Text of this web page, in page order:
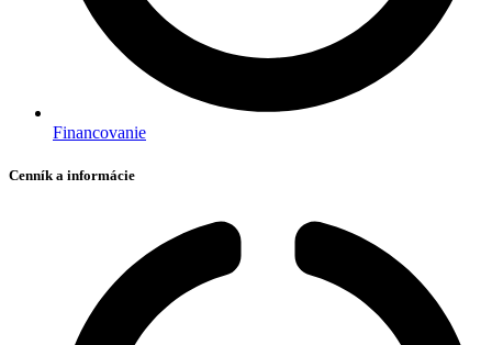
Financovanie
Cenník a informácie